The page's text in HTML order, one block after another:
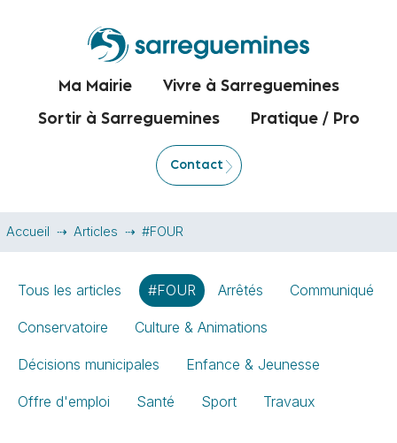
Ma Mairie Vivre à Sarreguemines
Sortir à Sarreguemines Pratique / Pro
Contact
Accueil Articles #FOUR
Tous les articles #FOUR Arrêtés Communiqué
Conservatoire Culture & Animations
Décisions municipales Enfance & Jeunesse
Offre d'emploi Santé Sport Travaux